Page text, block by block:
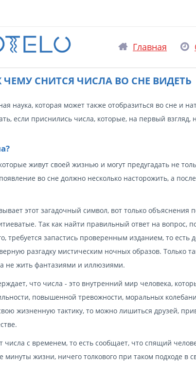
Главная
СНИТСЯ ЧИСЛА ВО СНЕ ВИДЕТЬ
наука, которая может также отобразиться во сне и
если приснились числа, которые, на первый взгляд,
живут своей жизнью и могут предугадать не
во сне должно несколько насторожить, а
этот загадочный символ, вот только объяснения
Так как найти правильный ответ на вопрос,
требуется запастись проверенным изданием, то есть
разгадку мистическим ночных образов. Только
не жить фантазиями и иллюзиями.
что числа - это внутренний мир человека,
повышенной тревожности, моральных
жизненную тактику, то можно лишиться друзей,
числа с временем, то есть сообщает, что спящий
минуты жизни, ничего толкового при таком подходе в